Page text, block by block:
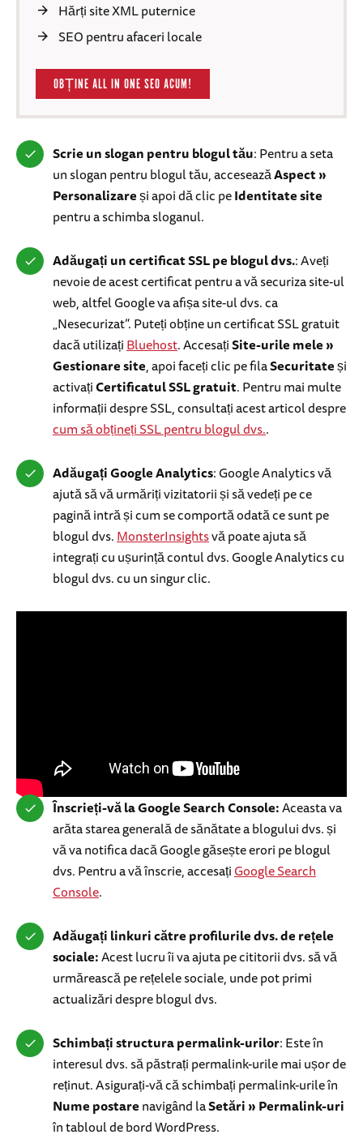
Hărți site XML puternice
SEO pentru afaceri locale
OBȚINE ALL IN ONE SEO ACUM!
Scrie un slogan pentru blogul tău: Pentru a seta
un slogan pentru blogul tău, acceseazăAspect »
Personalizareși apoi dă clic peIdentitate site
pentru a schimba sloganul.
Adăugați un certificat SSL pe blogul dvs.: Aveți
nevoie de acest certificat pentru a vă securiza site-ul
web, altfel Google va afișa site-ul dvs. ca
„Nesecurizat”. Puteți obține un certificat SSL gratuit
dacă utilizațiBluehost. AccesațiSite-urile mele »
Gestionare site, apoi faceți clic pe filaSecuritateși
activațiCertificatul SSL gratuit. Pentru mai multe
informații despre SSL, consultați acest articol despre
cum să obțineți SSL pentru blogul dvs..
Adăugați Google Analytics: Google Analytics vă
ajută să vă urmăriți vizitatorii și să vedeți pe ce
pagină intră și cum se comportă odată ce sunt pe
blogul dvs.MonsterInsightsvă poate ajuta să
integrați cu ușurință contul dvs. Google Analytics cu
blogul dvs. cu un singur clic.
Înscrieți-vă la Google Search Console:Aceasta va
arăta starea generală de sănătate a blogului dvs. și
vă va notifica dacă Google găsește erori pe blogul
dvs. Pentru a vă înscrie, accesațiGoogle Search
Console.
Adăugați linkuri către profilurile dvs. de rețele
sociale:Acest lucru îi va ajuta pe cititorii dvs. să vă
urmărească pe rețelele sociale, unde pot primi
actualizări despre blogul dvs.
Schimbați structura permalink-urilor: Este în
interesul dvs. să păstrați permalink-urile mai ușor de
reținut. Asigurați-vă că schimbați permalink-urile în
Nume postarenavigând laSetări » Permalink-uri
în tabloul de bord WordPress.